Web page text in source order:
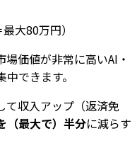
大80万円）
場価値が非常に高いAI・
できます。
て収入アップ（返済免
（最大で）半分に減らす